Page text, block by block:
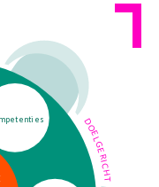
DOELGERICHT